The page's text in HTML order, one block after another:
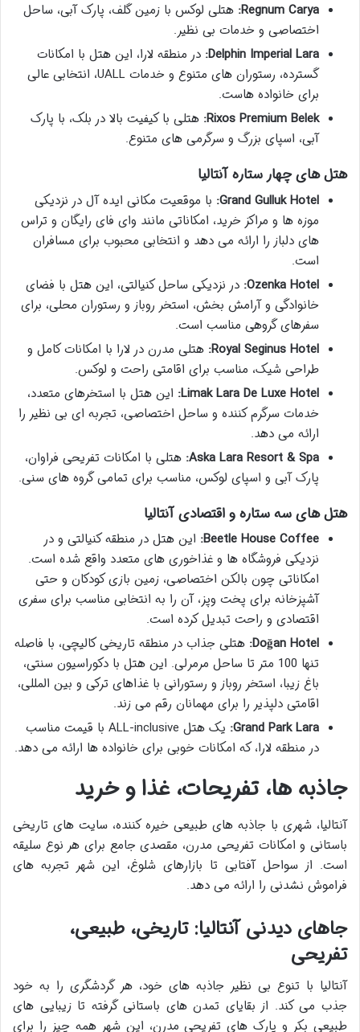
Regnum Carya: هتلی لوکس با زمین گلف، پارک آبی، ساحل
اختصاصی و خدمات بی نظیر.
Delphin Imperial Lara: در منطقه لارا، این هتل با امکانات
گسترده، رستوران های متنوع و خدمات UALL، انتخابی عالی
برای خانواده هاست.
Rixos Premium Belek: هتلی با کیفیت بالا در بلک، با پارک
آبی، اسپای بزرگ و سرگرمی های متنوع.
هتل های چهار ستاره آنتالیا
Grand Gulluk Hotel: با موقعیت مکانی ایده آل در نزدیکی
موزه ها و مراکز خرید، امکاناتی مانند وای فای رایگان و تراس
های دلباز را ارائه می دهد و انتخابی محبوب برای مسافران
است.
Ozenka Hotel: در نزدیکی ساحل کنیالتی، این هتل با فضای
خانوادگی و آرامش بخش، استخر روباز و رستوران محلی، برای
سفرهای گروهی مناسب است.
Royal Seginus Hotel: هتلی مدرن در لارا با امکانات کامل و
طراحی شیک، مناسب برای اقامتی راحت و لوکس.
Limak Lara De Luxe Hotel: این هتل با استخرهای متعدد،
خدمات سرگرم کننده و ساحل اختصاصی، تجربه ای بی نظیر را
ارائه می دهد.
Aska Lara Resort & Spa: هتلی با امکانات تفریحی فراوان،
پارک آبی و اسپای لوکس، مناسب برای تمامی گروه های سنی.
هتل های سه ستاره و اقتصادی آنتالیا
Beetle House Coffee: این هتل در منطقه کنیالتی و در
نزدیکی فروشگاه ها و غذاخوری های متعدد واقع شده است.
امکاناتی چون بالکن اختصاصی، زمین بازی کودکان و حتی
آشپزخانه برای پخت وپز، آن را به انتخابی مناسب برای سفری
اقتصادی و راحت تبدیل کرده است.
Doğan Hotel: هتلی جذاب در منطقه تاریخی کالیچی، با فاصله
تنها 100 متر تا ساحل مرمرلی. این هتل با دکوراسیون سنتی،
باغ زیبا، استخر روباز و رستورانی با غذاهای ترکی و بین المللی،
اقامتی دلپذیر را برای مهمانان رقم می زند.
Grand Park Lara:
یک هتل ALL-inclusive با قیمت مناسب
در منطقه لارا، که امکانات خوبی برای خانواده ها ارائه می دهد.
جاذبه ها، تفریحات، غذا و خرید
آنتالیا، شهری با جاذبه های طبیعی خیره کننده، سایت های تاریخی
باستانی و امکانات تفریحی مدرن، مقصدی جامع برای هر نوع سلیقه
است. از سواحل آفتابی تا بازارهای شلوغ، این شهر تجربه های
فراموش نشدنی را ارائه می دهد.
جاهای دیدنی آنتالیا: تاریخی، طبیعی،
تفریحی
آنتالیا با تنوع بی نظیر جاذبه های خود، هر گردشگری را به خود
جذب می کند. از بقایای تمدن های باستانی گرفته تا زیبایی های
طبیعی بکر و پارک های تفریحی مدرن، این شهر همه چیز را برای